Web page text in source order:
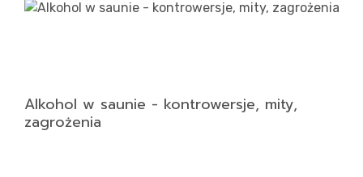
Alkohol w saunie - kontrowersje, mity,
zagrożenia